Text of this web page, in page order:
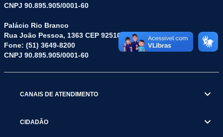
CNPJ 90.895.905/0001-60
Palácio Rio Branco
Rua João Pessoa, 1363 CEP 92510-045
Fone: (51) 3649-8200
CNPJ 90.895.905/0001-60
CANAIS DE ATENDIMENTO
CIDADÃO